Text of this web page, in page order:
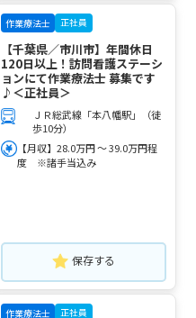
作業療法士 正社員
【千葉県／市川市】年間休日
120日以上！訪問看護ステーシ
ョンにて作業療法士 募集です
♪＜正社員＞
ＪＲ総武線「本八幡駅」（徒
歩10分）
【月収】28.0万円 ～ 39.0万円程
度 ※諸手当込み
保存する
作業療法士 正社員